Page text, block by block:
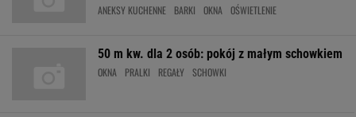
ANEKSY KUCHENNE BARKI OKNA OŚWIETLENIE
50 m kw. dla 2 osób: pokój z małym schowkiem
OKNA PRALKI REGAŁY SCHOWKI